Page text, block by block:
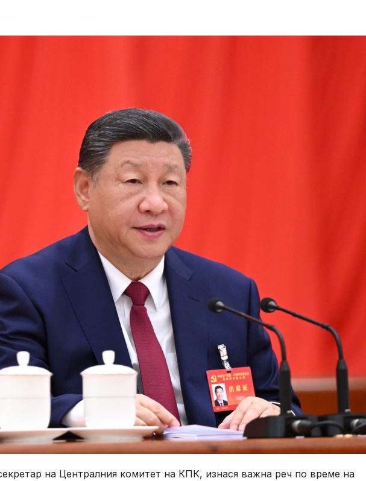
на Централния комитет на КПК, изнася важна реч по време на